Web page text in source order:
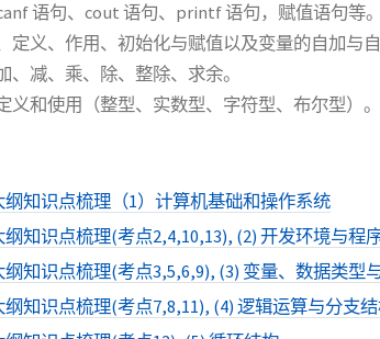
语句、cout 语句、printf 语句，赋值语句等。
定义、作用、初始化与赋值以及变量的自加与自
、减、乘、除、整除、求余。
义和使用（整型、实数型、字符型、布尔型）。
纲知识点梳理（1）计算机基础和操作系统
纲知识点梳理(考点2,4,10,13), (2) 开发环境与程
纲知识点梳理(考点3,5,6,9), (3) 变量、数据类型
纲知识点梳理(考点7,8,11), (4) 逻辑运算与分支